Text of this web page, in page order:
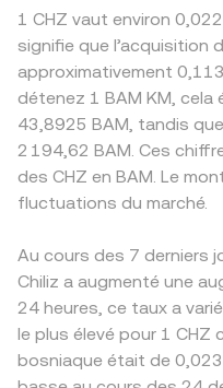
1 CHZ vaut environ
signifie que l’acquisition
approximativement
détenez 1 BAM KM, cela
43,8925 BAM, tandis
2 194,62 BAM. Ces
des CHZ en BAM. Le
fluctuations du marché.
Au cours des 7 derniers
Chiliz a augmenté une
24 heures, ce taux a
le plus élevé pour 1
bosniaque était de